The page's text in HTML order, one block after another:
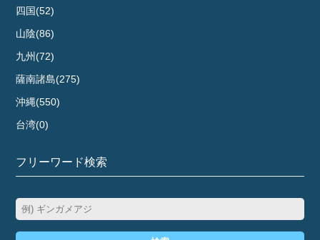
四国(52)
山陰(86)
九州(72)
薩南諸島(275)
沖縄(550)
台湾(0)
フリーワード検索